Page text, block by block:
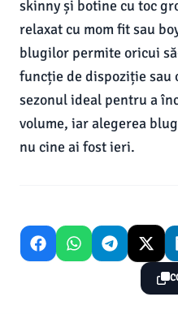
skinny și botine cu toc
relaxat cu mom fit sau
blugilor permite oricui
funcție de dispoziție sau
sezonul ideal pentru a
volume, iar alegerea
nu cine ai fost ieri.